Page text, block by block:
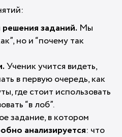
заданий. Мы
но и “почему так
Ученик учится видеть,
в первую очередь, как
где стоит использовать
“в лоб”.
задание, в котором
анализируется: что